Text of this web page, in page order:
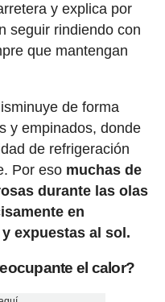
y explica por
seguir rindiendo con
que mantengan
de forma
y empinados, donde
de refrigeración
Por esomuchas de
durante las olas
en
expuestas al sol.
el calor?